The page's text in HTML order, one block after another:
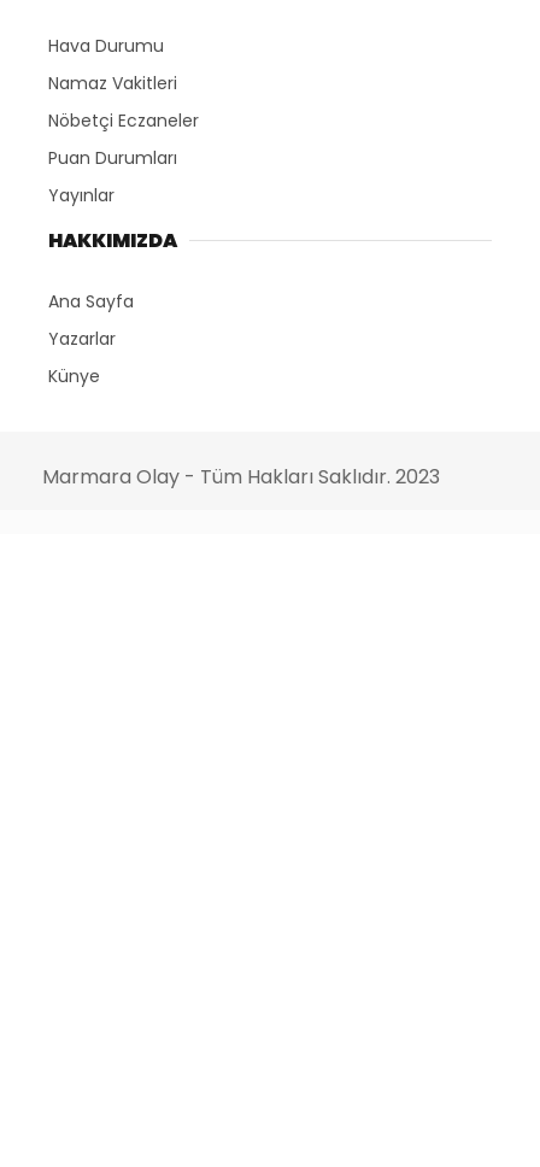
Hava Durumu
Namaz Vakitleri
Nöbetçi Eczaneler
Puan Durumları
Yayınlar
HAKKIMIZDA
Ana Sayfa
Yazarlar
Künye
Marmara Olay - Tüm Hakları Saklıdır. 2023